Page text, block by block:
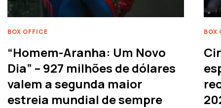
BOX OFFICE
“Homem-Aranha: Um Novo
Dia” – 927 milhões de dólares
valem a segunda maior
estreia mundial de sempre
BOX